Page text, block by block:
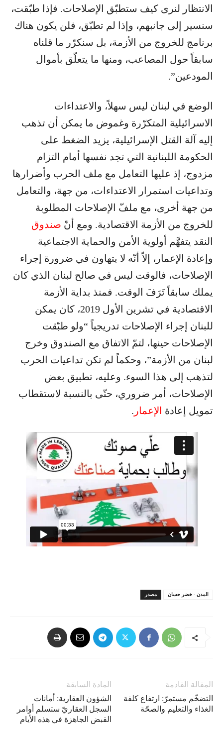
الانتظار لنرى كيف ستطبّق الإصلاحات. فإذا طبّقت،
سنسير إلى جانبهم، وإذا لم تطبّق، فلن يكون هناك
برنامج للخروج من الأزمة، بل سنكرّر ما قلناه
سابقاً حول المصاعب، ومنها ما يتعلّق بأموال
المودعين”.
الوضع في لبنان ليس سهلاً، والاعتداءات
الاسرائيلية المتكرّرة وغموض ما يمكن أن تذهب
إليه آلة القتل الإسرائيلية، يزيد الضغط على
الحكومة اللبنانية التي تجد نفسها أمام التزام
مزدوج، إذ عليها التعامل مع ملف الحرب وأضرارها
وتداعيات استمرار الاعتداءات، من جهة، والتعامل
من جهة أخرى، مع ملفّ الإصلاحات المطلوبة
للخروج من الأزمة الاقتصادية. ومع أنّ صندوق
النقد يتفهَّم أولوية الأمن والحماية الاجتماعية
وإعادة الإعمار، إلاّ أنّه لا يتهاون في ضرورة إجراء
الإصلاحات، فالوقت ليس في صالح لبنان الذي كان
يملك سابقاً تَرَفَ الوقت. فمنذ بداية الأزمة
الاقتصادية في تشرين الأول 2019، كان يمكن
للبنان إجراء الإصلاحات تدريجياً “ولو طبّقت
الإصلاحات حينها، لتمّ الاتفاق مع الصندوق وخرج
لبنان من الأزمة”، وحكماً لم تكن تداعيات الحرب
لتذهب إلى هذا السوء. وعليه، تطبيق بعض
الإصلاحات، أمر ضروري، حتّى بالنسبة لاستقطاب
تمويل إعادة الإعمار .
مصدر المدن - خضر حسان
المادة السابقة
الشؤون العقارية: أمانات
السجل العقاريّ ستسلم أوامر
القبض الجاهزة في هذه الأيام
المقالة القادمة
التضخّم مستمرّ: ارتفاع كلفة
الغذاء والتعليم والصحّة